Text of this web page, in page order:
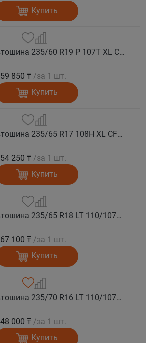
Купить
COMFORSER Автошина 235/60 R19 P 107T XL CF1100 RWL лето
59 850 ₸ /за 1 шт.
Купить
COMFORSER Автошина 235/65 R17 108H XL CF1100 OWL лето
54 250 ₸ /за 1 шт.
Купить
COMFORSER Автошина 235/65 R18 LT 110/107S CF1100 8PR RWL лето
67 100 ₸ /за 1 шт.
Купить
COMFORSER Автошина 235/70 R16 LT 110/107S CF1100 8PR RWL лето
48 000 ₸ /за 1 шт.
Купить